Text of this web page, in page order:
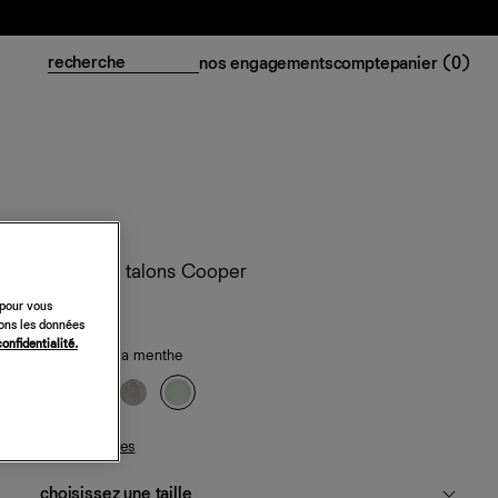
nos engagementscomptepanier (0)
Sandales à talons Cooper
348 €
daim gelée à la menthe
guide des tailles
vous
les données